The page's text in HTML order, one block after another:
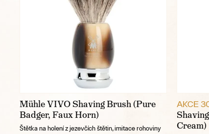
Mühle VIVO Shaving Brush (Pure
Badger, Faux Horn)
Štětka na holení z jezevčích štětin, imitace rohoviny
AKCE
Cream)